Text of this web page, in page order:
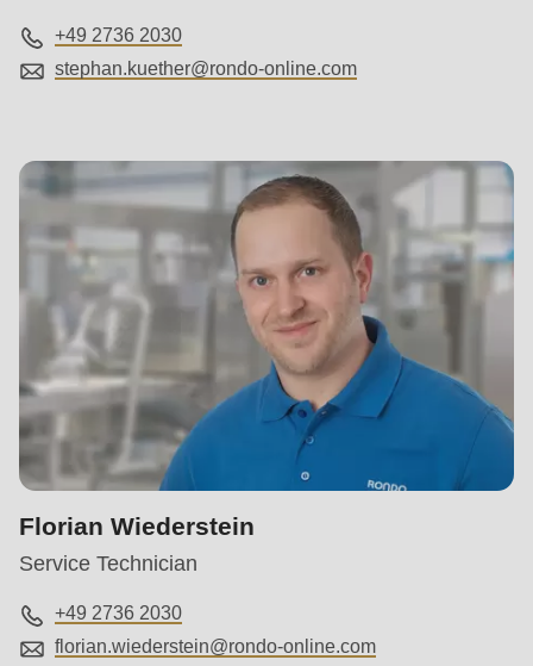
+49 2736 2030
stephan.kuether@rondo-online.com
Florian Wiederstein
Service Technician
+49 2736 2030
florian.wiederstein@rondo-online.com